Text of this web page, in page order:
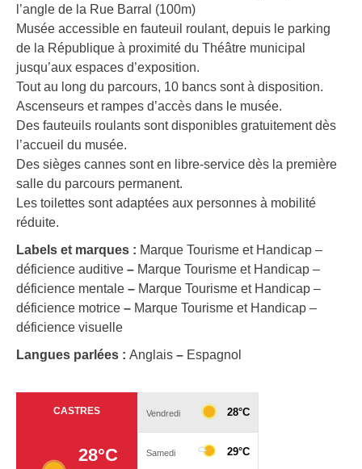
l’angle de la Rue Barral (100m)
Musée accessible en fauteuil roulant, depuis le parking
de la République à proximité du Théâtre municipal
jusqu’aux espaces d’exposition.
Tout au long du parcours, 10 bancs sont à disposition.
Ascenseurs et rampes d’accès dans le musée.
Des fauteuils roulants sont disponibles gratuitement dès
l’accueil du musée.
Des sièges cannes sont en libre-service dès la première
salle du parcours permanent.
Les toilettes sont adaptées aux personnes à mobilité
réduite.
Labels et marques : Marque Tourisme et Handicap –
déficience auditive – Marque Tourisme et Handicap –
déficience mentale – Marque Tourisme et Handicap –
déficience motrice – Marque Tourisme et Handicap –
déficience visuelle
Langues parlées : Anglais – Espagnol